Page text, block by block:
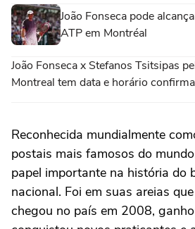
João Fonseca pode
ATP em Montréal
João Fonseca x Stefanos Tsitsipas
Montreal tem data e horário
Reconhecida mundialmente
postais mais famosos do
papel importante na história do
nacional. Foi em suas areias
chegou no país em 2008,